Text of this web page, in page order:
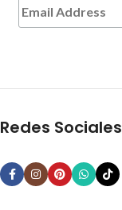
Redes Sociales